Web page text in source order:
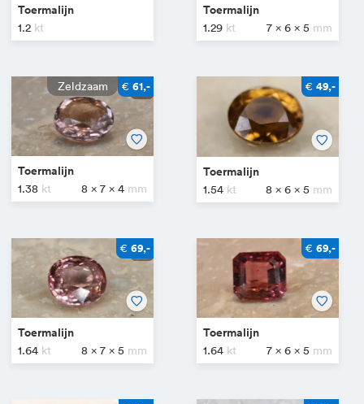
Toermalijn
1.2
Toermalijn
1.29 7 x 6 x 5
€ 61,-
Toermalijn
1.38 8 x 7 x 4
€ 49,-
Toermalijn
1.54 8 x 6 x 5
€ 69,-
Toermalijn
1.64 8 x 7 x 5
€ 69,-
Toermalijn
1.64 7 x 6 x 5